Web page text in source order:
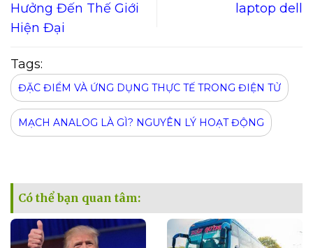
Hưởng Đến Thế Giới
Hiện Đại
laptop dell
Tags:
ĐẶC ĐIỂM VÀ ỨNG DỤNG THỰC TẾ TRONG ĐIỆN TỬ
MẠCH ANALOG LÀ GÌ? NGUYÊN LÝ HOẠT ĐỘNG
Có thể bạn quan tâm: